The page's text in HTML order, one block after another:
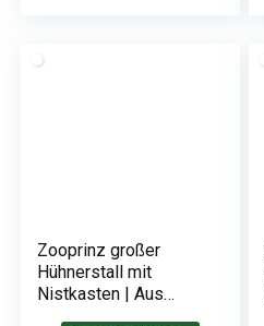
Zooprinz großer
Hühnerstall mit
Nistkasten | Aus